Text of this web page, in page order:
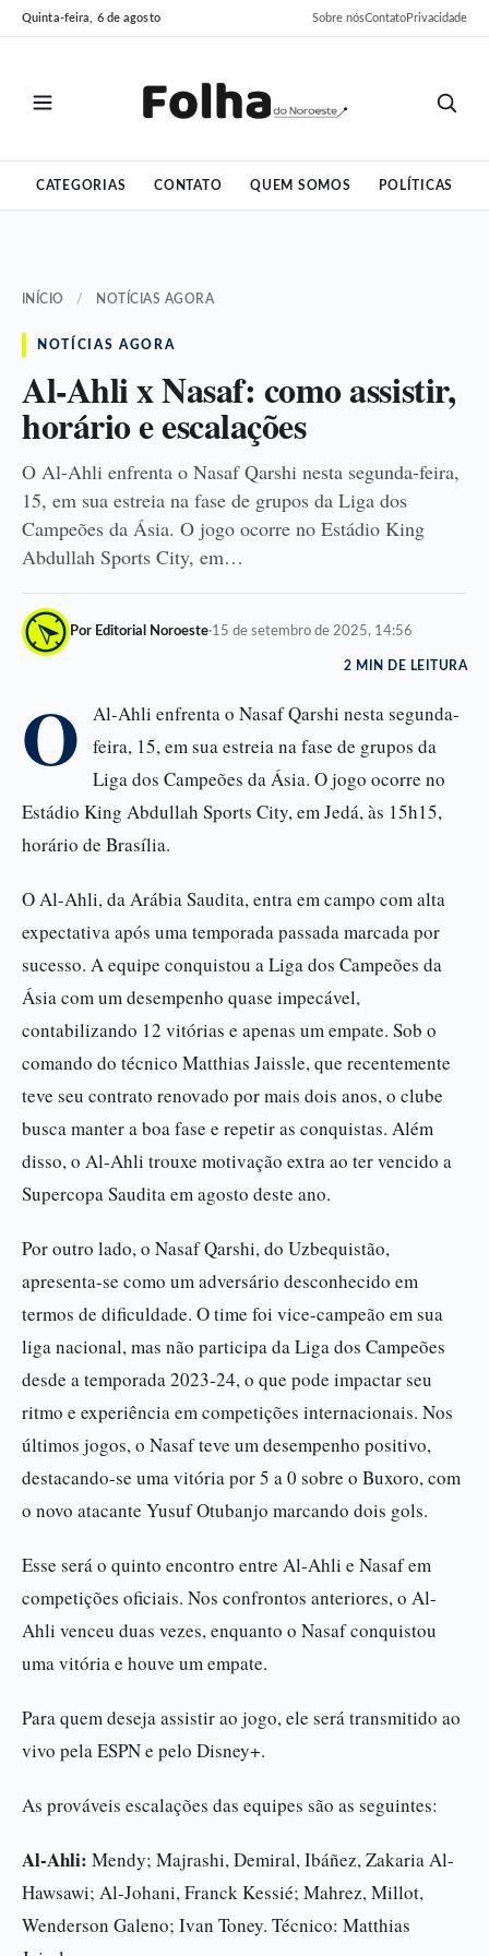
Pular
para
Pular
para
Quinta-feira, 6 de agosto Sobre nósContatoPrivacidade
CATEGORIAS CONTATO QUEM SOMOS POLÍTICAS
INÍCIO / NOTÍCIAS AGORA
NOTÍCIAS AGORA
Al-Ahli x Nasaf: como assistir,
horário e escalações
O Al-Ahli enfrenta o Nasaf Qarshi nesta segunda-feira,
15, em sua estreia na fase de grupos da Liga dos
Campeões da Ásia. O jogo ocorre no Estádio King
Abdullah Sports City, em…
Por Editorial Noroeste·15 de setembro de 2025, 14:56
2 MIN DE LEITURA
O
Al-Ahli enfrenta o Nasaf Qarshi nesta segunda-
feira, 15, em sua estreia na fase de grupos da
Liga dos Campeões da Ásia. O jogo ocorre no
Estádio King Abdullah Sports City, em Jedá, às 15h15,
horário de Brasília.
O Al-Ahli, da Arábia Saudita, entra em campo com alta
expectativa após uma temporada passada marcada por
sucesso. A equipe conquistou a Liga dos Campeões da
Ásia com um desempenho quase impecável,
contabilizando 12 vitórias e apenas um empate. Sob o
comando do técnico Matthias Jaissle, que recentemente
teve seu contrato renovado por mais dois anos, o clube
busca manter a boa fase e repetir as conquistas. Além
disso, o Al-Ahli trouxe motivação extra ao ter vencido a
Supercopa Saudita em agosto deste ano.
Por outro lado, o Nasaf Qarshi, do Uzbequistão,
apresenta-se como um adversário desconhecido em
termos de dificuldade. O time foi vice-campeão em sua
liga nacional, mas não participa da Liga dos Campeões
desde a temporada 2023-24, o que pode impactar seu
ritmo e experiência em competições internacionais. Nos
últimos jogos, o Nasaf teve um desempenho positivo,
destacando-se uma vitória por 5 a 0 sobre o Buxoro, com
o novo atacante Yusuf Otubanjo marcando dois gols.
Esse será o quinto encontro entre Al-Ahli e Nasaf em
competições oficiais. Nos confrontos anteriores, o Al-
Ahli venceu duas vezes, enquanto o Nasaf conquistou
uma vitória e houve um empate.
Para quem deseja assistir ao jogo, ele será transmitido ao
vivo pela ESPN e pelo Disney+.
As prováveis escalações das equipes são as seguintes:
Al-Ahli: Mendy; Majrashi, Demiral, Ibáñez, Zakaria Al-
Hawsawi; Al-Johani, Franck Kessié; Mahrez, Millot,
Wenderson Galeno; Ivan Toney. Técnico: Matthias